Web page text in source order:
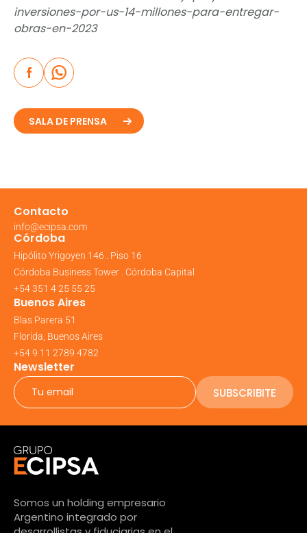
inversiones-por-us-14-millones-para-entregar-
obras-en-2023
SALA DE PRENSA
Contacto
info@ecipsa.com
Córdoba
Hipólito Yrigoyen 146 . Piso 16
Córdoba Business Tower . Córdoba Capital
+54 351 4 25 55 25
Buenos Aires
Blas Parera 51
Florida, Buenos Aires
+54 9 11 2789 4782
Newsletter
SUBSCRIBITE
Somos un holding empresario
Argentino integrado por